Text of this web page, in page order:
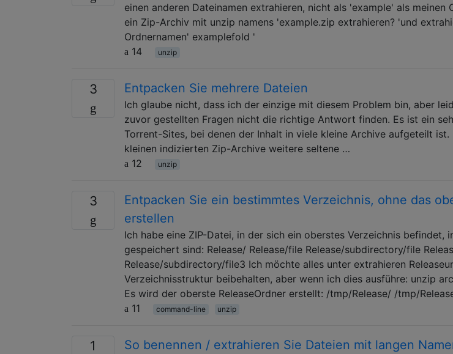
einen anderen Dateinamen extrahieren, nicht als 'example' als meinen
ein Zip-Archiv mit unzip namens 'example.zip extrahieren? 'und
Ordnernamen' examplefold '
14
unzip
3 Entpacken Sie mehrere Dateien
Ich glaube nicht, dass ich der einzige mit diesem Problem bin, aber
zuvor gestellten Fragen nicht die richtige Antwort finden. Es ist ein
Torrent-Sites, bei denen der Inhalt in viele kleine Archive aufgeteilt
kleinen indizierten Zip-Archive weitere seltene …
12
unzip
3
Entpacken Sie ein bestimmtes Verzeichnis, ohne das
erstellen
Ich habe eine ZIP-Datei, in der sich ein oberstes Verzeichnis befindet,
gespeichert sind: Release/ Release/file Release/subdirectory/file
Release/subdirectory/file3 Ich möchte alles unter extrahieren
Verzeichnisstruktur beibehalten, aber wenn ich dies ausführe: unzip
Es wird der oberste ReleaseOrdner erstellt: /tmp/Release/ /tmp/
11
command-line unzip
1 So benennen / extrahieren Sie Dateien mit langen